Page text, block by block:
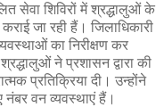
सेवा शिविरों में श्रद्धालुओं के
जा रही हैं। जिलाधिकारी
का निरीक्षण कर
ने प्रशासन द्वारा की
प्रतिक्रिया दी। उन्होंने
नंबर वन व्यवस्थाएं हैं।